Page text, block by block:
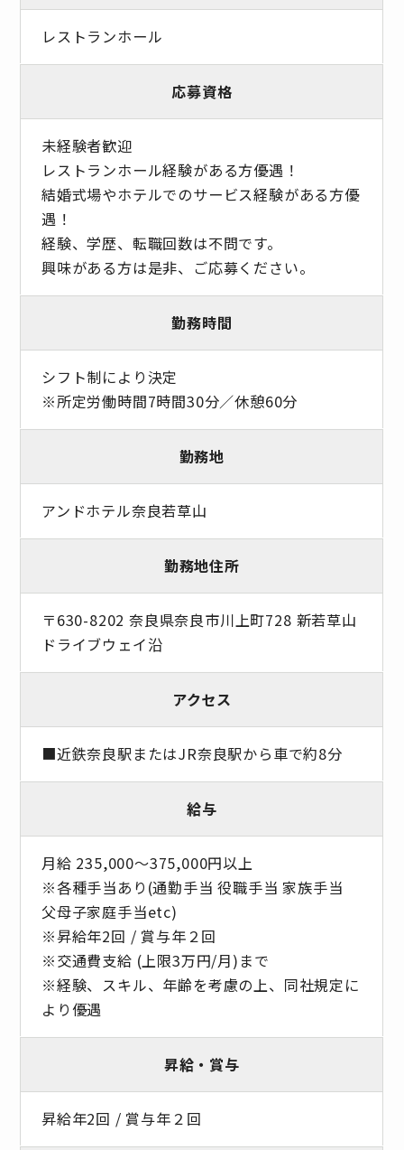
レストランホール
応募資格
未経験者歓迎
レストランホール経験がある方優遇！
結婚式場やホテルでのサービス経験がある方優
遇！
経験、学歴、転職回数は不問です。
興味がある方は是非、ご応募ください。
勤務時間
シフト制により決定
※所定労働時間7時間30分／休憩60分
勤務地
アンドホテル奈良若草山
勤務地住所
〒630-8202 奈良県奈良市川上町728 新若草山
ドライブウェイ沿
アクセス
■近鉄奈良駅またはJR奈良駅から車で約8分
給与
月給 235,000～375,000円以上
※各種手当あり(通勤手当 役職手当 家族手当
父母子家庭手当etc)
※昇給年2回 / 賞与年２回
※交通費支給 (上限3万円/月)まで
※経験、スキル、年齢を考慮の上、同社規定に
より優遇
昇給・賞与
昇給年2回 / 賞与年２回